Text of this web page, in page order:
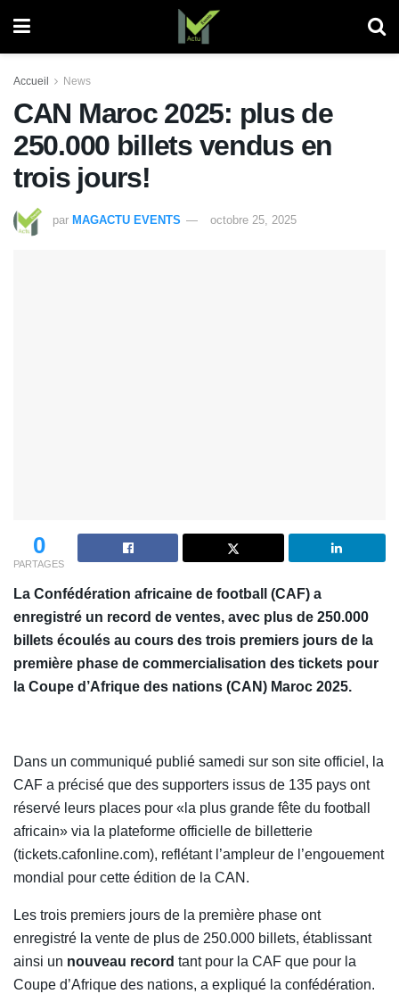
Accueil News
CAN Maroc 2025: plus de
250.000 billets vendus en
trois jours!
par MAGACTU EVENTS octobre 25, 2025
0
PARTAGES
La Confédération africaine de football (CAF) a
enregistré un record de ventes, avec plus de 250.000
billets écoulés au cours des trois premiers jours de la
première phase de commercialisation des tickets pour
la Coupe d’Afrique des nations (CAN) Maroc 2025.
Dans un communiqué publié samedi sur son site officiel, la
CAF a précisé que des supporters issus de 135 pays ont
réservé leurs places pour «la plus grande fête du football
africain» via la plateforme officielle de billetterie
(tickets.cafonline.com), reflétant l’ampleur de l’engouement
mondial pour cette édition de la CAN.
Les trois premiers jours de la première phase ont
enregistré la vente de plus de 250.000 billets, établissant
ainsi un nouveau record tant pour la CAF que pour la
Coupe d’Afrique des nations, a expliqué la confédération.